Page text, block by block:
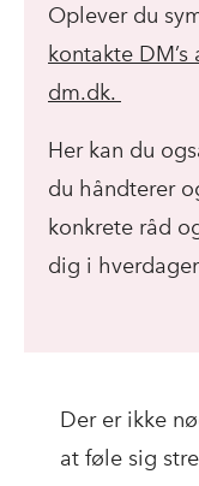
Oplever du
kontakte
dm.dk.
Her kan du
du håndterer
konkrete råd
dig i
Der er ikke
at føle sig